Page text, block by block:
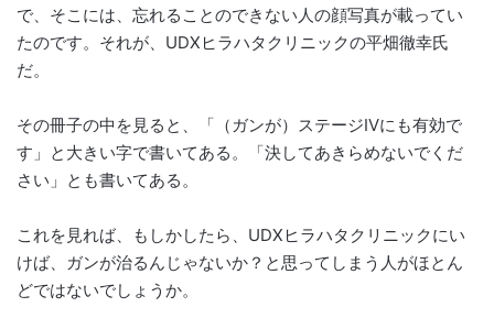
で、そこには、忘れることのできない人の顔写真が載ってい
たのです。それが、UDXヒラハタクリニックの平畑徹幸氏
だ。
その冊子の中を見ると、「（ガンが）ステージIVにも有効で
す」と大きい字で書いてある。「決してあきらめないでくだ
さい」とも書いてある。
これを見れば、もしかしたら、UDXヒラハタクリニックにい
けば、ガンが治るんじゃないか？と思ってしまう人がほとん
どではないでしょうか。